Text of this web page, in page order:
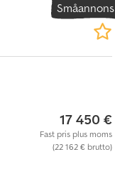
Småannons
17 450 €
Fast pris plus moms
(22 162 € brutto)